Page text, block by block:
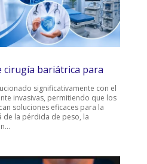
cirugía bariátrica para
significativamente con el
invasivas, permitiendo que los
soluciones eficaces para la
de la pérdida de peso, la